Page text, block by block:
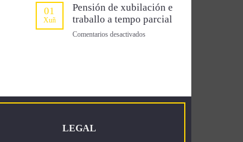
de
tramitación
prestación
01
Xuñ
Pensión de xubilación e
traballo a tempo parcial
Comentarios desactivadosen
a
LEGAL